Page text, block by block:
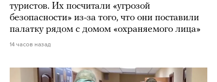
туристов. Их посчитали «угрозой
безопасности» из-за того, что они поставили
палатку рядом с домом «охраняемого лица»
14 часов назад